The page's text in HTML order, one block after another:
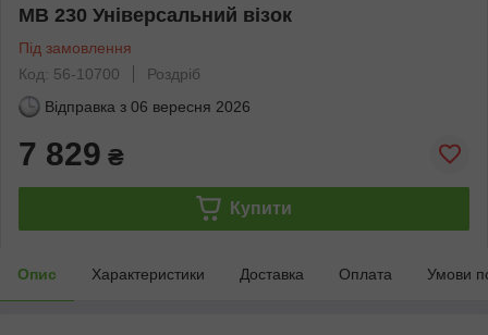
MB 230 Універсальний візок
Під замовлення
Код: 56-10700
Роздріб
Відправка з 06 вересня 2026
7 829 ₴
Купити
Опис Характеристики Доставка Оплата Умови